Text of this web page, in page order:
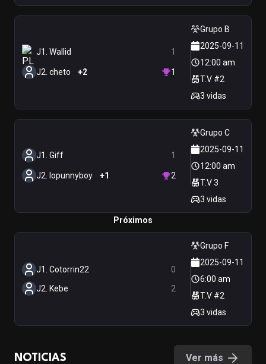
J1. Wallid 1
J2. cheto +2 1
Grupo B
2025-09-11
12:00 am
T.V #2
3 vidas
J1. Giff 1
J2. lopunnyboy +1 2
Grupo C
2025-09-11
12:00 am
T.V 3
3 vidas
Próximos
J1. Cotorrin22
0
J2. Kebe
2
Grupo F
2025-09-11
6:00 am
T.V #2
3 vidas
NOTICIAS Ver más